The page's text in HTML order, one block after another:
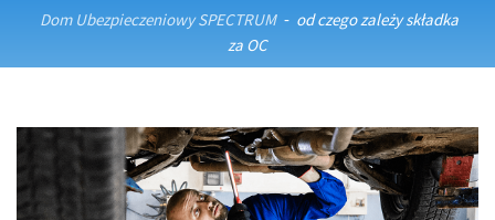
Dom Ubezpieczeniowy SPECTRUM - od czego zależy składka
za OC